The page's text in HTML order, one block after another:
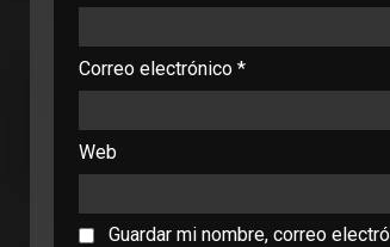
Correo electrónico *
Web
Guardar mi nombre, correo